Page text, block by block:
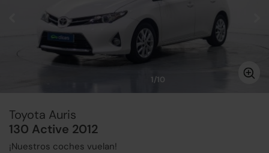
1/10
Toyota Auris
130 Active 2012
¡Nuestros coches vuelan!